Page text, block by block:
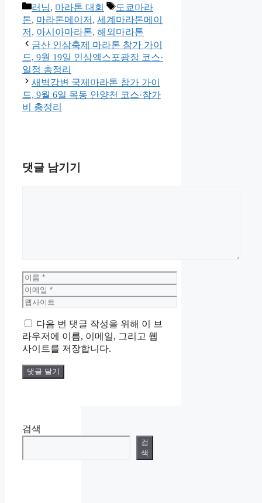
카
테
고
리
러닝, 마라톤 대회
태
그
도쿄마라
톤, 마라톤메이저 , 세계마라톤메이
저 , 아시아마라톤, 해외마라톤
금산 인삼축제 마라톤 참가 가이
드, 9월 19일 인삼엑스포광장 코스·
일정 총정리
새벽강변 국제마라톤 참가 가이
드, 9월 6일 목동 안양천 코스·참가
비 총정리
댓글 남기기
이
름
이
메
웹
이
트
다음 번 댓글 작성을 위해 이 브
라우저에 이름, 이메일, 그리고 웹
사이트를 저장합니다.
검색
검
색